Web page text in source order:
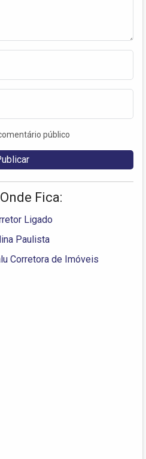
público
Fica:
Ligado
Paulista
Corretora de Imóveis